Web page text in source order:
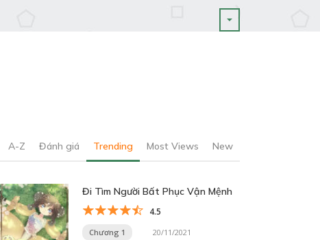
A-Z Đánh giá Trending Most Views New
Đi Tìm Người Bất Phục Vận Mệnh
4.5
Chương 1 20/11/2021